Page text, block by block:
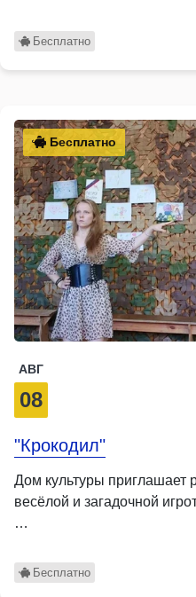
Бесплатно
Бесплатно
АВГ
08
"Крокодил"
Дом культуры приглашает
весёлой и загадочной
…
Бесплатно